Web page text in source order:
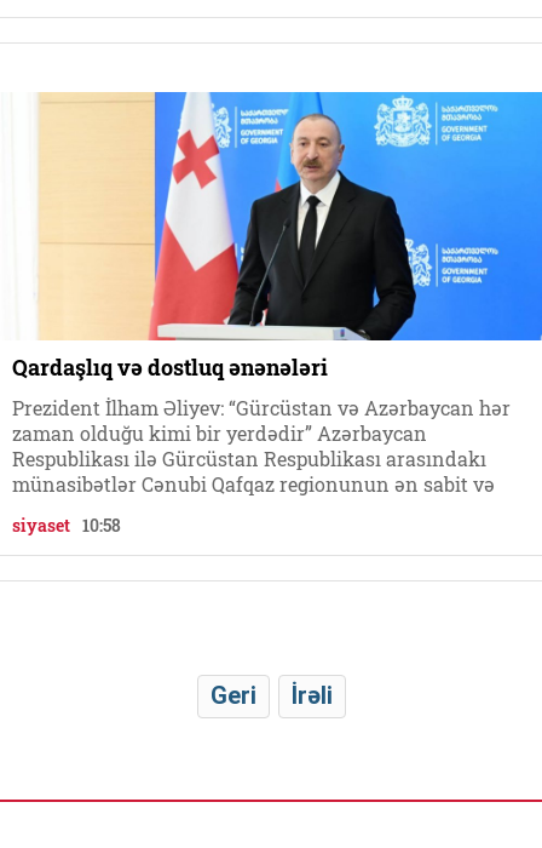
Qardaşlıq və dostluq ənənələri
Prezident İlham Əliyev: “Gürcüstan və Azərbaycan hər
zaman olduğu kimi bir yerdədir” Azərbaycan
Respublikası ilə Gürcüstan Respublikası arasındakı
münasibətlər Cənubi Qafqaz regionunun ən sabit və
siyaset 10:58
Geri İrəli